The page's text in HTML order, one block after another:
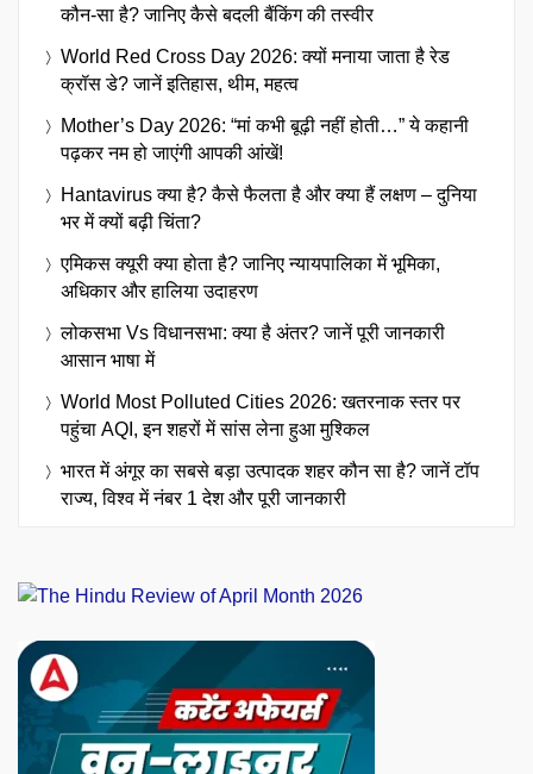
कौन-सा है? जानिए कैसे बदली बैंकिंग की तस्वीर
World Red Cross Day 2026: क्यों मनाया जाता है रेड
क्रॉस डे? जानें इतिहास, थीम, महत्व
Mother’s Day 2026: “मां कभी बूढ़ी नहीं होती…” ये कहानी
पढ़कर नम हो जाएंगी आपकी आंखें!
Hantavirus क्या है? कैसे फैलता है और क्या हैं लक्षण – दुनिया
भर में क्यों बढ़ी चिंता?
एमिकस क्यूरी क्या होता है? जानिए न्यायपालिका में भूमिका,
अधिकार और हालिया उदाहरण
लोकसभा Vs विधानसभा: क्या है अंतर? जानें पूरी जानकारी
आसान भाषा में
World Most Polluted Cities 2026: खतरनाक स्तर पर
पहुंचा AQI, इन शहरों में सांस लेना हुआ मुश्किल
भारत में अंगूर का सबसे बड़ा उत्पादक शहर कौन सा है? जानें टॉप
राज्य, विश्व में नंबर 1 देश और पूरी जानकारी